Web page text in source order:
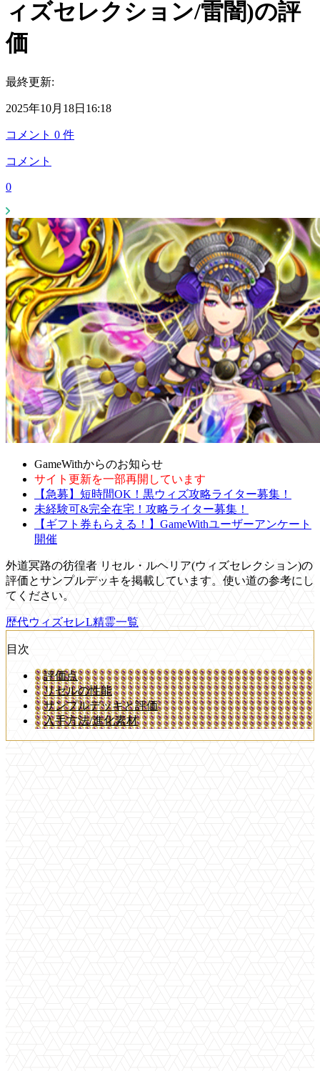
ィズセレクション/雷闇)の評
価
最終更新:
2025年10月18日16:18
コメント 0 件
コメント
0
GameWithからのお知らせ
サイト更新を一部再開しています
【急募】短時間OK！黒ウィズ攻略ライター募集！
未経験可&完全在宅！攻略ライター募集！
【ギフト券もらえる！】GameWithユーザーアンケート
開催
外道冥路の彷徨者 リセル・ルヘリア(ウィズセレクション)の
評価とサンプルデッキを掲載しています。使い道の参考にし
てください。
歴代ウィズセレL精霊一覧
目次
評価点
リセルの性能
サンプルデッキと評価
入手方法/進化素材